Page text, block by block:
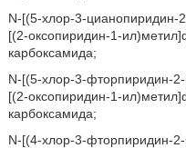
N-[(5-хлор-3-цианопиридин-
[(2-оксопиридин-1-
карбоксамида;
N-[(5-хлор-3-фторпиридин-
[(2-оксопиридин-1-
карбоксамида;
N-[(4-хлор-3-фторпиридин-